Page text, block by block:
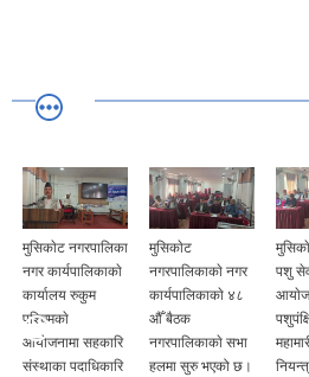
मुसिकाेट
नगरपालिकाकाे नगर
कार्यपालिकाकाे ४८
औँ बैठक
नगरपालिकाकाे सभा
हलमा सुरु भएको छ।
मुसिकाेट नगरपालिका
पशु सेवा शाखाकाे
आयाेजनामा
पशुपंक्षिहरुकाे
महामारीजन्य राेग
नियन्त्रणकाे लागि
वडा